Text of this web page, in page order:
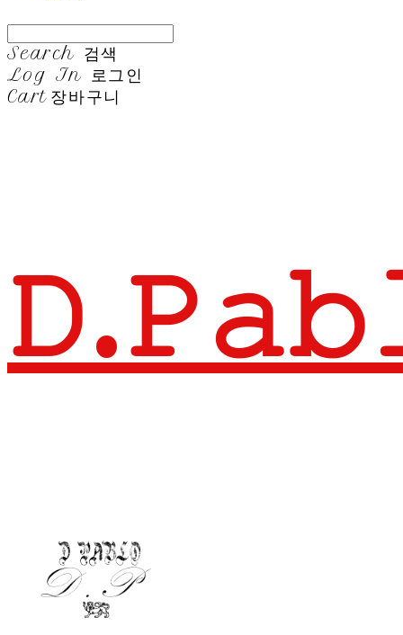
Search 검색
Log In 로그인
Cart 장바구니